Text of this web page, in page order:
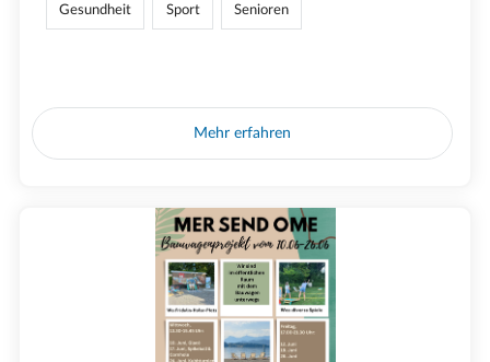
Gesundheit Sport Senioren
Mehr erfahren